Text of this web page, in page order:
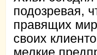
подозревая,
правящих
своих
мелкие